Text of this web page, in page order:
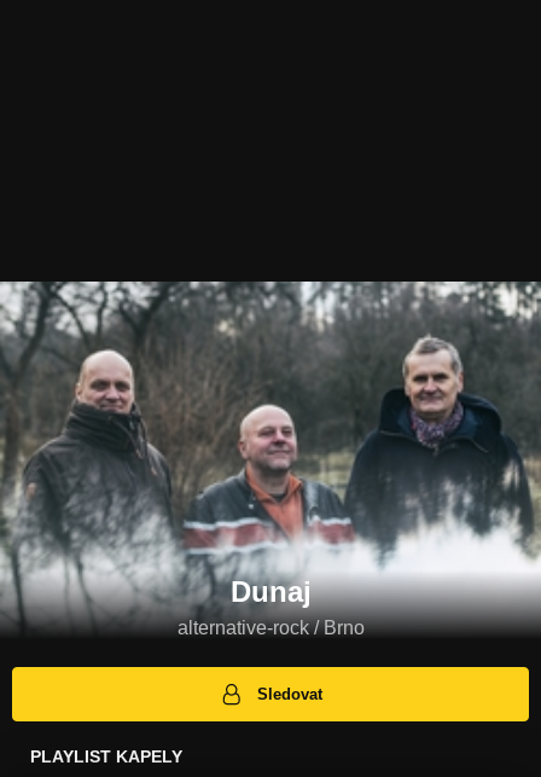
Dunaj
alternative-rock / Brno
Sledovat
PLAYLIST KAPELY